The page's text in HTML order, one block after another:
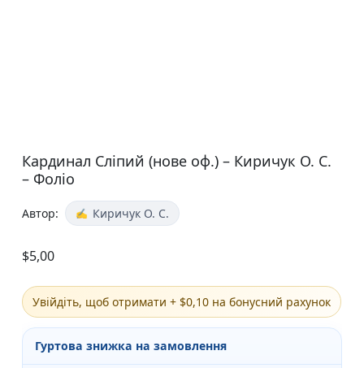
Кардинал Сліпий (нове оф.) – Киричук О. С.
– Фоліо
Автор: Киричук О. С.
$5,00
Увійдіть, щоб отримати + $0,10 на бонусний рахунок
Гуртова знижка на замовлення